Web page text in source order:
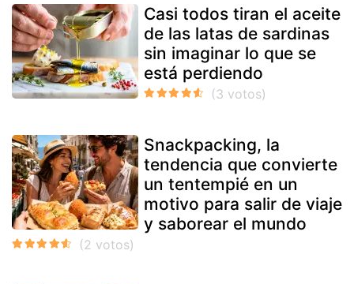
Casi todos tiran el aceite
de las latas de sardinas
sin imaginar lo que se
está perdiendo
Snackpacking, la
tendencia que convierte
un tentempié en un
motivo para salir de viaje
y saborear el mundo